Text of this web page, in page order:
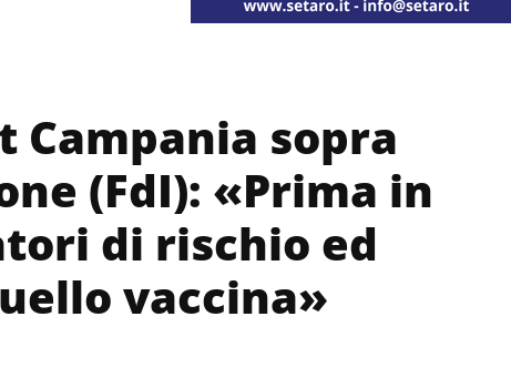
Campania sopra
(FdI): «Prima in
di rischio ed
vaccina»